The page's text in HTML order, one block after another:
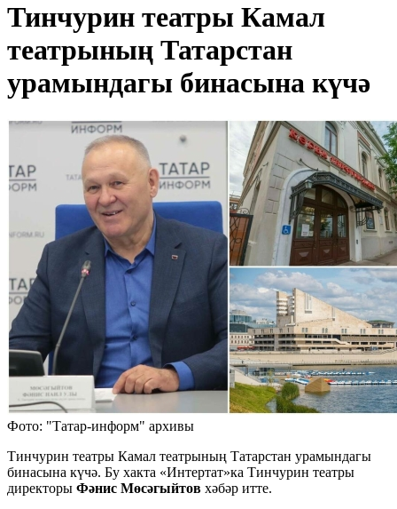
Тинчурин театры Камал
театрының Татарстан
урамындагы бинасына күчә
Фото: "Татар-информ" архивы
Тинчурин театры Камал театрының Татарстан урамындагы
бинасына күчә. Бу хакта «Интертат»ка Тинчурин театры
директоры Фәнис Мөсәгыйтов хәбәр итте.